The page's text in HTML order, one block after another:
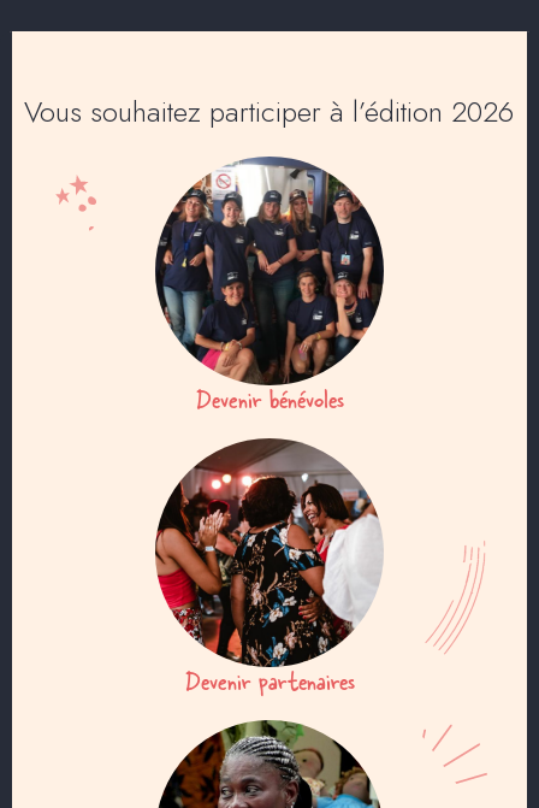
Vous souhaitez participer à l’édition 2026
Devenir bénévoles
Devenir partenaires